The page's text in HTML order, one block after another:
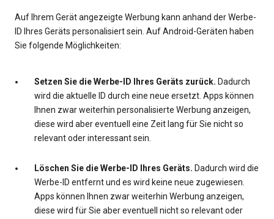
Auf Ihrem Gerät angezeigte Werbung kann anhand der Werbe-
ID Ihres Geräts personalisiert sein. Auf Android-Geräten haben
Sie folgende Möglichkeiten:
Setzen Sie die Werbe-ID Ihres Geräts zurück. Dadurch
wird die aktuelle ID durch eine neue ersetzt. Apps können
Ihnen zwar weiterhin personalisierte Werbung anzeigen,
diese wird aber eventuell eine Zeit lang für Sie nicht so
relevant oder interessant sein.
Löschen Sie die Werbe-ID Ihres Geräts. Dadurch wird die
Werbe-ID entfernt und es wird keine neue zugewiesen.
Apps können Ihnen zwar weiterhin Werbung anzeigen,
diese wird für Sie aber eventuell nicht so relevant oder